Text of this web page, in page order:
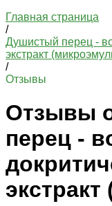
Главная страница
/
Душистый перец -
экстракт
/
Отзывы
Отзывы
перец -